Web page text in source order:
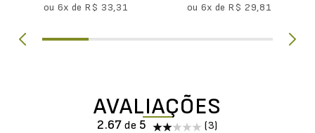
ou 6x de R$ 33,31 ou 6x de R$ 29,81
AVALIAÇÕES
2.67 (3)